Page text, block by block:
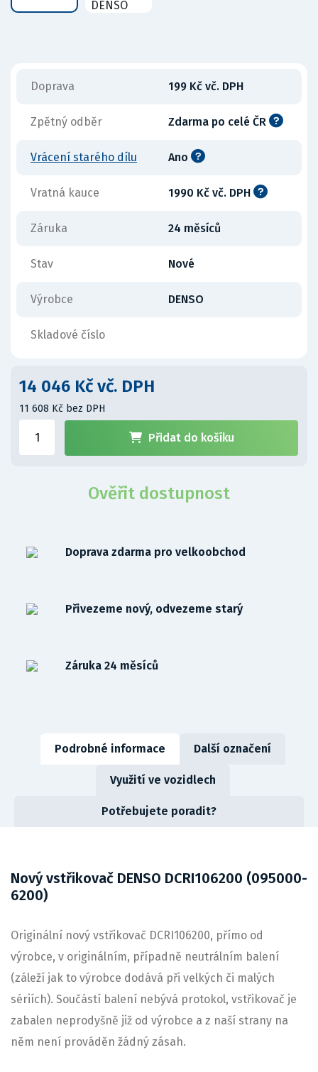
Doprava 199 Kč vč. DPH
Zpětný odběr Zdarma po celé ČR
Vrácení starého dílu Ano
Vratná kauce 1990 Kč vč. DPH
Záruka 24 měsíců
Stav Nové
Výrobce DENSO
Skladové číslo
14 046 Kč vč. DPH
11 608 Kč bez DPH
Přidat do košíku
Ověřit dostupnost
Doprava zdarma pro velkoobchod
Přivezeme nový, odvezeme starý
Záruka 24 měsíců
Podrobné informace Další označení
Využití ve vozidlech
Potřebujete poradit?
Nový vstřikovač DENSO DCRI106200 (095000-
6200)
Originální nový vstřikovač DCRI106200, přímo od
výrobce, v originálním, případně neutrálním balení
(záleží jak to výrobce dodává při velkých či malých
sériích). Součástí balení nebývá protokol, vstřikovač je
zabalen neprodyšně již od výrobce a z naší strany na
něm není prováděn žádný zásah.